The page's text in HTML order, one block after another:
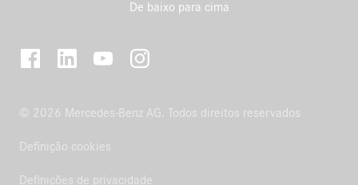
De baixo para cima
© 2026 Mercedes-Benz AG. Todos direitos reservados
Definição cookies
Definições de privacidade